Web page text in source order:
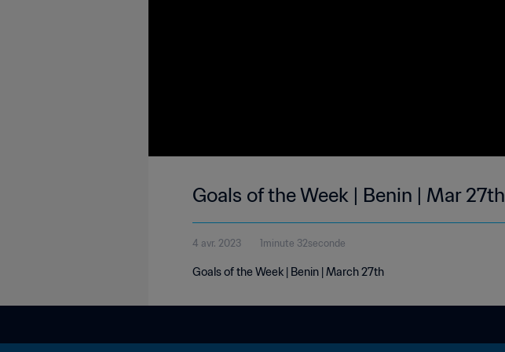
Goals of the Week | Benin | Mar 27th
4 avr. 2023 1minute 32seconde
Goals of the Week | Benin | March 27th